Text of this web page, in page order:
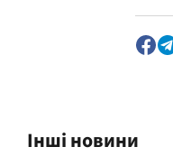
Інші новини